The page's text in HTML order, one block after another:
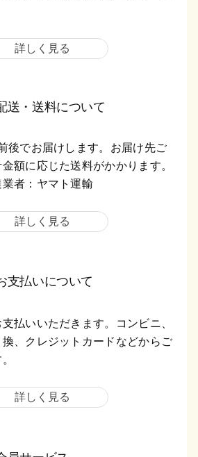
詳しく見る
送・送料について
後でお届けします。お届け先ご
額に応じた送料がかかります。
業者：ヤマト運輸
詳しく見る
支払いについて
払いいただきます。コンビニ、
、クレジットカードなどからご
詳しく見る